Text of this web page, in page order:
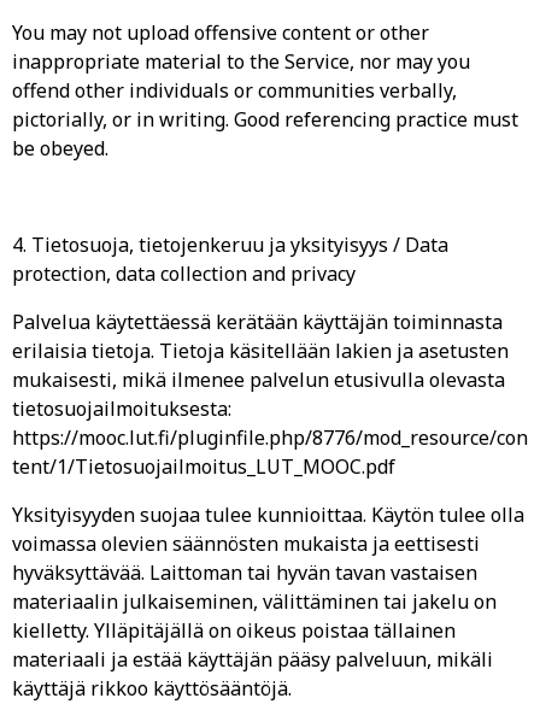
You may not upload offensive content or other
inappropriate material to the Service, nor may you
offend other individuals or communities verbally,
pictorially, or in writing. Good referencing practice must
be obeyed.
4. Tietosuoja, tietojenkeruu ja yksityisyys / Data
protection, data collection and privacy
Palvelua käytettäessä kerätään käyttäjän toiminnasta
erilaisia tietoja. Tietoja käsitellään lakien ja asetusten
mukaisesti, mikä ilmenee palvelun etusivulla olevasta
tietosuojailmoituksesta:
https://mooc.lut.fi/pluginfile.php/8776/mod_resource/con
tent/1/Tietosuojailmoitus_LUT_MOOC.pdf
Yksityisyyden suojaa tulee kunnioittaa. Käytön tulee olla
voimassa olevien säännösten mukaista ja eettisesti
hyväksyttävää. Laittoman tai hyvän tavan vastaisen
materiaalin julkaiseminen, välittäminen tai jakelu on
kielletty. Ylläpitäjällä on oikeus poistaa tällainen
materiaali ja estää käyttäjän pääsy palveluun, mikäli
käyttäjä rikkoo käyttösääntöjä.